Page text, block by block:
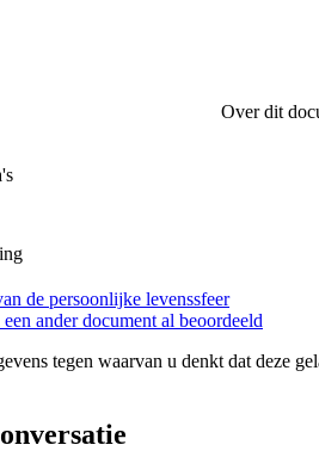
Over dit
de persoonlijke levenssfeer
ander document al beoordeeld
tegen waarvan u denkt dat deze